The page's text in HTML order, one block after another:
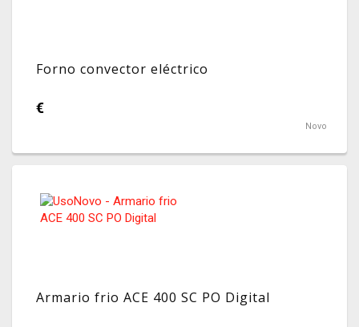
Forno convector eléctrico
€
Novo
Armario frio ACE 400 SC PO Digital